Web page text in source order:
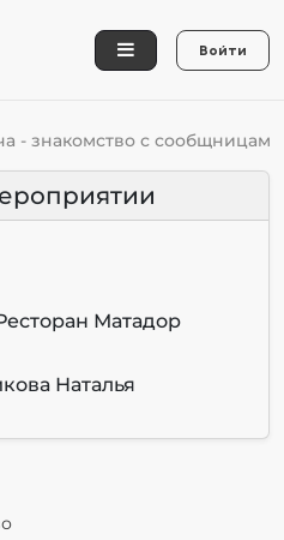
Войти
- знакомство с сообщницами
Матадор
Наталья